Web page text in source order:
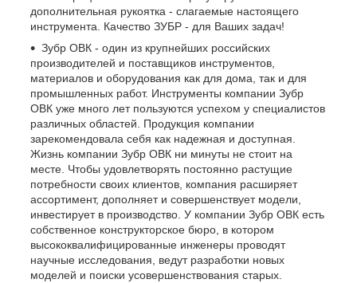
дополнительная рукоятка - слагаемые настоящего
инструмента. Качество ЗУБР - для Ваших задач!
Зубр ОВК - один из крупнейших российских
производителей и поставщиков инструментов,
материалов и оборудования как для дома, так и для
промышленных работ. Инструменты компании Зубр
ОВК уже много лет пользуются успехом у специалистов
различных областей. Продукция компании
зарекомендовала себя как надежная и доступная.
Жизнь компании Зубр ОВК ни минуты не стоит на
месте. Чтобы удовлетворять постоянно растущие
потребности своих клиентов, компания расширяет
ассортимент, дополняет и совершенствует модели,
инвестирует в производство. У компании Зубр ОВК есть
собственное конструкторское бюро, в котором
высококвалифицированные инженеры проводят
научные исследования, ведут разработки новых
моделей и поиски усовершенствования старых.